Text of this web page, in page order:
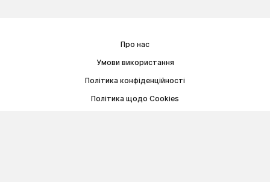
Про нас
Умови використання
Політика конфіденційності
Політика щодо Cookies